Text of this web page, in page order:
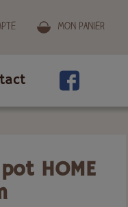
Mon panier
HOME